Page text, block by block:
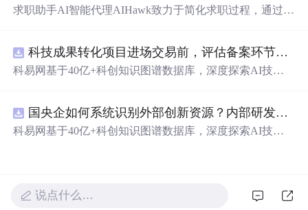
繁星，照亮了平凡的日子，让人感受到爱的力量和美好。
求职助手AI智能代理AIHawk致力于简化求职过程，通过自
科技成果转化项目进场交易前，评估备案环节需要准备哪些材料？.docx
科易网基于40亿+科创知识图谱数据库，深度探索AI技术
新领域的AI+数智化解决方案，推动科技创新与产业创新
智能化发展。
国央企如何系统识别外部创新资源？内部研发体系完善，但对外部高校、中小科技企业技术能力缺乏动态认知。.docx
科易网基于40亿+科创知识图谱数据库，深度探索AI技术
智能化发展。
说点什么…